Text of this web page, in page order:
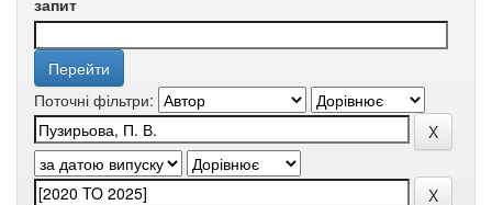
запит
Поточні фільтри: